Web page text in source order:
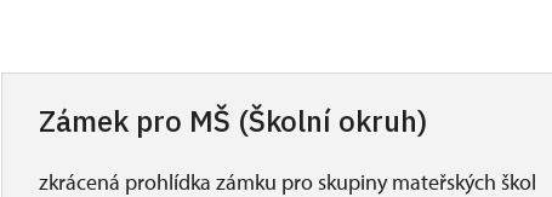
Zámek pro MŠ (Školní okruh)
zkrácená prohlídka zámku pro skupiny mateřských škol